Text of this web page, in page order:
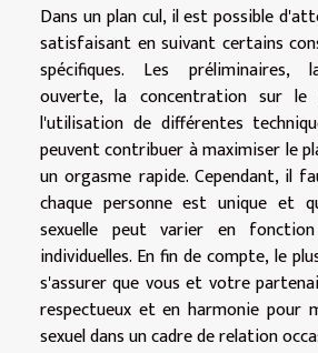
Dans un plan cul, il est possible
satisfaisant en suivant certains
spécifiques. Les préliminaires,
ouverte, la concentration sur
l'utilisation de différentes
peuvent contribuer à maximiser le
un orgasme rapide. Cependant, il
chaque personne est unique et
sexuelle peut varier en
individuelles. En fin de compte, le
s'assurer que vous et votre
respectueux et en harmonie pour
sexuel dans un cadre de relation